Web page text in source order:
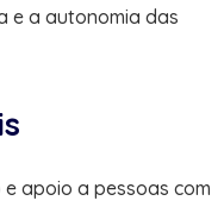
e a autonomia das
apoio a pessoas com